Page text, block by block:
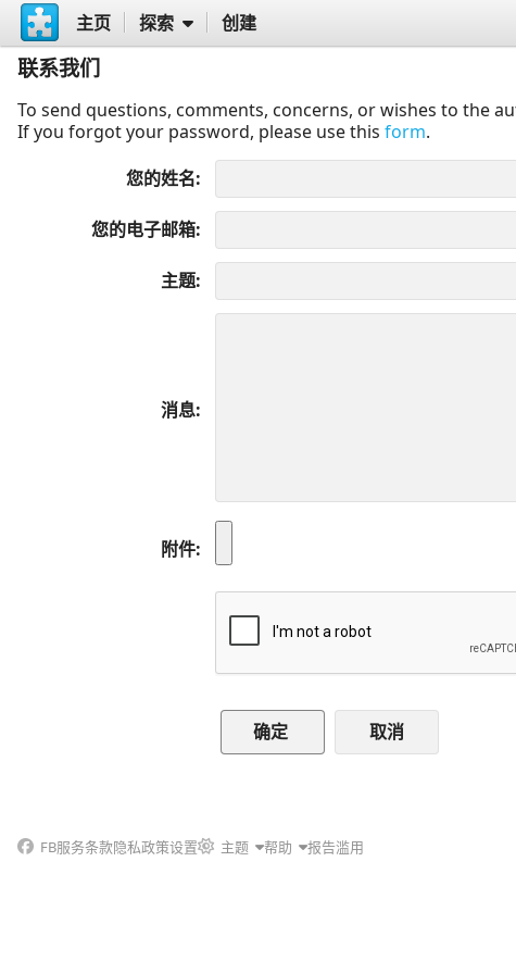
主页 探索 创建
联系我们
To send questions, comments, concerns, or wishes to the
If you forgot your password, please use this form.
您的姓名
您的电子邮箱
主题
消息
附件
取消
FB服务条款隐私政策设置 主题 帮助 报告滥用